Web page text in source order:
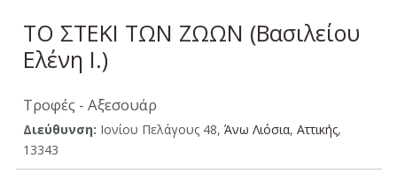
ΤΟ ΣΤΕΚΙ ΤΩΝ ΖΩΩΝ (Βασιλείου
Ελένη Ι.)
Τροφές - Αξεσουάρ
Διεύθυνση: Ιονίου Πελάγους 48, Άνω Λιόσια, Αττικής,
13343